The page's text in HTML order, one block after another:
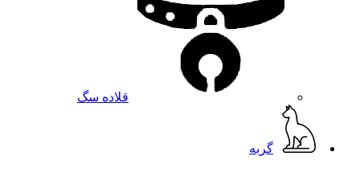
قلاده سگ
گربه